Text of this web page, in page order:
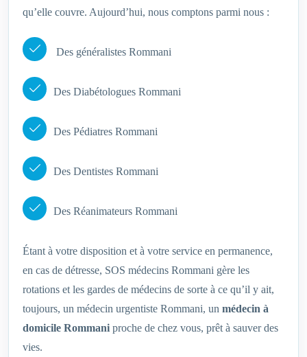
qu’elle couvre. Aujourd’hui, nous comptons parmi nous :
Des généralistes Rommani
Des Diabétologues Rommani
Des Pédiatres Rommani
Des Dentistes Rommani
Des Réanimateurs Rommani
Étant à votre disposition et à votre service en permanence,
en cas de détresse, SOS médecins Rommani gère les
rotations et les gardes de médecins de sorte à ce qu’il y ait,
toujours, un médecin urgentiste Rommani, un médecin à
domicile Rommani proche de chez vous, prêt à sauver des
vies.